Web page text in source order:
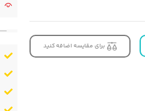
برای مقایسه اضافه کنید